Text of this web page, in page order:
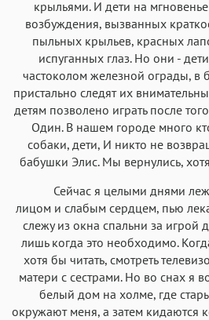
крыльями. И дети на мгновенье
возбуждения, вызванных
пыльных крыльев, красных
испуганных глаз. Но они -
частоколом железной ограды, в
пристально следят их
детям позволено играть после
Один. В нашем городе много
собаки, дети, И никто не
бабушки Элис. Мы вернулись,
Сейчас я целыми днями лежу
лицом и слабым сердцем, пью
слежу из окна спальни за игрой
лишь когда это необходимо.
хотя бы читать, смотреть
матери с сестрами. Но во снах я
белый дом на холме, где
окружают меня, а затем кидаются